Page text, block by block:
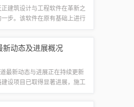
建筑设计与工程软件在革新之
步。该软件在原有基础上进行
计方面取得了显著进展，...
新动态及进展概况
最新动态与进展正在持续更新
设项目已取得显著进展，施工